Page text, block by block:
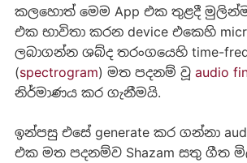
කලහොත් මෙම App එක තුළදී
එක භාවිතා කරන device එකෙහි
ලබාගන්න ශබ්ද තරංගයෙහි time-
(spectrogram) මත පදනම් වූ audio
නිර්මාණය කර ගැනීමයි.
ඉන්පසු එසේ generate කර ගන්නා
එක මත පදනම්ව Shazam සතු